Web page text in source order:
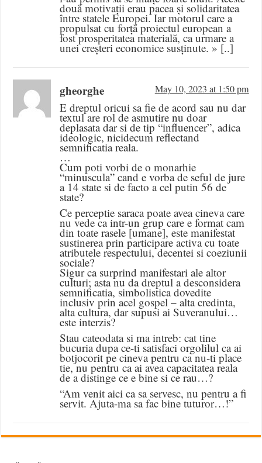
două motivații erau pacea și solidaritatea
între statele Europei. Iar motorul care a
propulsat cu forță proiectul european a
fost prosperitatea materială, ca urmare a
unei creșteri economice susținute. » [..]
gheorghe May 10, 2023 at 1:50 pm
E dreptul oricui sa fie de acord sau nu dar
textul are rol de asmutire nu doar
deplasata dar si de tip “influencer”, adica
ideologic, nicidecum reflectand
semnificatia reala.
…
Cum poti vorbi de o monarhie
“minuscula” cand e vorba de seful de jure
a 14 state si de facto a cel putin 56 de
state?
Ce perceptie saraca poate avea cineva care
nu vede ca intr-un grup care e format cam
din toate rasele [umane], este manifestat
sustinerea prin participare activa cu toate
atributele respectului, decentei si coeziunii
sociale?
Sigur ca surprind manifestari ale altor
culturi; asta nu da dreptul a desconsidera
semnificatia, simbolistica dovedite
inclusiv prin acel gospel – alta credinta,
alta cultura, dar supusi ai Suveranului…
este interzis?
Stau cateodata si ma intreb: cat tine
bucuria dupa ce-ti satisfaci orgolilul ca ai
botjocorit pe cineva pentru ca nu-ti place
tie, nu pentru ca ai avea capacitatea reala
de a distinge ce e bine si ce rau…?
“Am venit aici ca sa servesc, nu pentru a fi
servit. Ajuta-ma sa fac bine tuturor…!”